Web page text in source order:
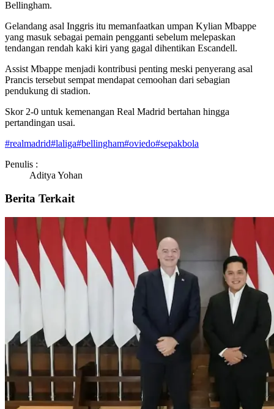
Bellingham.
Gelandang asal Inggris itu memanfaatkan umpan Kylian Mbappe
yang masuk sebagai pemain pengganti sebelum melepaskan
tendangan rendah kaki kiri yang gagal dihentikan Escandell.
Assist Mbappe menjadi kontribusi penting meski penyerang asal
Prancis tersebut sempat mendapat cemoohan dari sebagian
pendukung di stadion.
Skor 2-0 untuk kemenangan Real Madrid bertahan hingga
pertandingan usai.
#realmadrid#laliga#bellingham#oviedo#sepakbola
Penulis :
Aditya Yohan
Berita Terkait